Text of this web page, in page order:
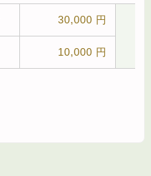
30,000 円
10,000 円